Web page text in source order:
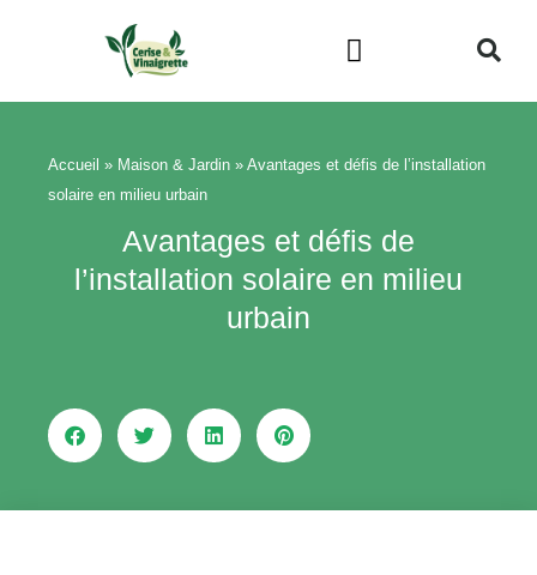
Accueil » Maison & Jardin » Avantages et défis de l’installation
solaire en milieu urbain
Avantages et défis de
l’installation solaire en milieu
urbain